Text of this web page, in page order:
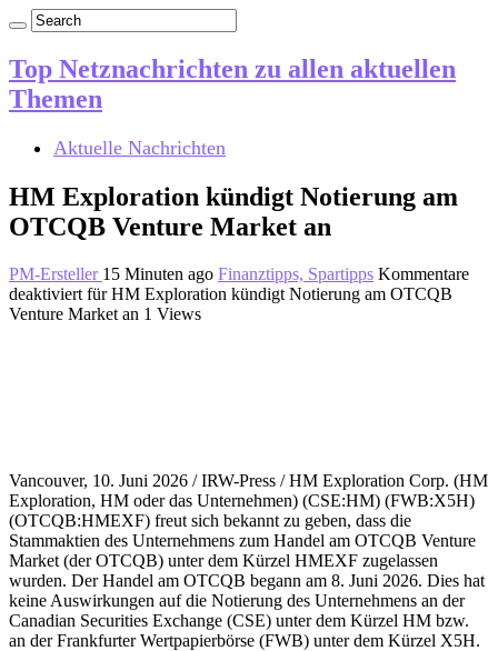
Top Netznachrichten zu allen aktuellen
Themen
Aktuelle Nachrichten
HM Exploration kündigt Notierung am
OTCQB Venture Market an
PM-Ersteller 15 Minuten ago Finanztipps, Spartipps Kommentare
deaktiviert für HM Exploration kündigt Notierung am OTCQB
Venture Market an 1 Views
Vancouver, 10. Juni 2026 / IRW-Press / HM Exploration Corp. (HM
Exploration, HM oder das Unternehmen) (CSE:HM) (FWB:X5H)
(OTCQB:HMEXF) freut sich bekannt zu geben, dass die
Stammaktien des Unternehmens zum Handel am OTCQB Venture
Market (der OTCQB) unter dem Kürzel HMEXF zugelassen
wurden. Der Handel am OTCQB begann am 8. Juni 2026. Dies hat
keine Auswirkungen auf die Notierung des Unternehmens an der
Canadian Securities Exchange (CSE) unter dem Kürzel HM bzw.
an der Frankfurter Wertpapierbörse (FWB) unter dem Kürzel X5H.